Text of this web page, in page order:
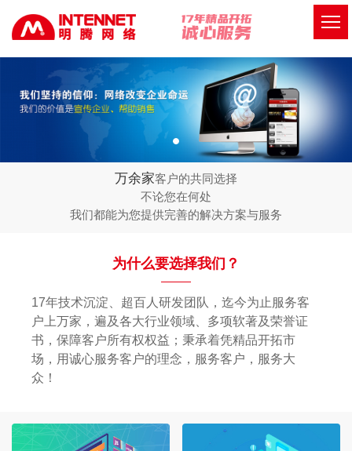
万余家客户的共同选择
不论您在何处
我们都能为您提供完善的解决方案与服务
为什么要选择我们？
17年技术沉淀、超百人研发团队，迄今为止服务客
户上万家，遍及各大行业领域、多项软著及荣誉证
书，保障客户所有权权益；秉承着凭精品开拓市
场，用诚心服务客户的理念，服务客户，服务大
众！